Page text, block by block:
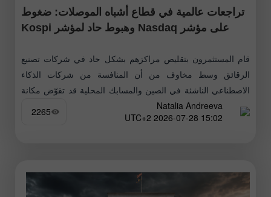
تراجعات عالمية في قطاع أشباه الموصلات: ضغوط
على مؤشر Nasdaq وهبوط حاد لمؤشر Kospi
قام المستثمرون بتقليص مراكزهم بشكل حاد في شركات تصنيع
الرقائق وسط مخاوف من أن المنافسة من شركات الذكاء
الاصطناعي الناشئة في الصين والمسابك المحلية قد تقوّض مكانة
الشركات العالمية الرائدة،
Natalia Andreeva
15:02 2026-07-28 UTC+2
2265